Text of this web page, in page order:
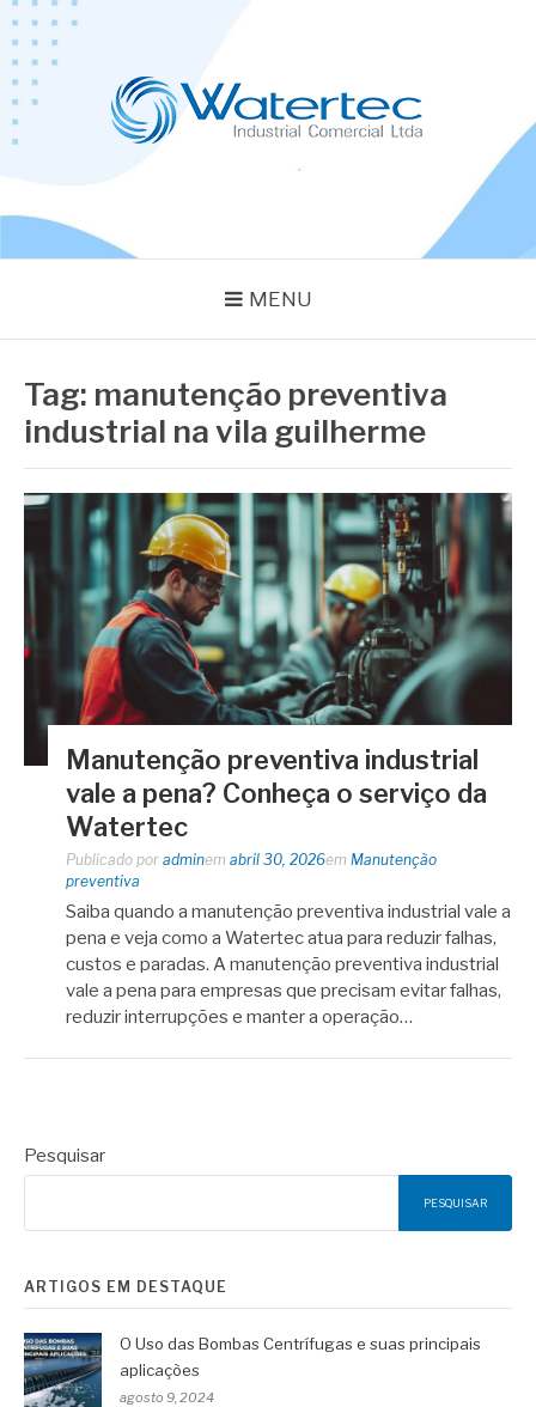
Pular
para
conteúdo
MENU
Tag: manutenção preventiva
industrial na vila guilherme
Manutenção preventiva industrial
vale a pena? Conheça o serviço da
Watertec
Publicado por adminem abril 30, 2026em Manutenção
preventiva
Saiba quando a manutenção preventiva industrial vale a
pena e veja como a Watertec atua para reduzir falhas,
custos e paradas. A manutenção preventiva industrial
vale a pena para empresas que precisam evitar falhas,
reduzir interrupções e manter a operação…
Pesquisar
PESQUISAR
ARTIGOS EM DESTAQUE
O Uso das Bombas Centrífugas e suas principais
aplicações
agosto 9, 2024